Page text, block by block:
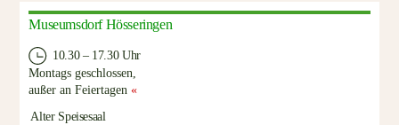
Museumsdorf Hösseringen
10.30 – 17.30 Uhr
Montags geschlossen,
außer an Feiertagen«
Alter Speisesaal